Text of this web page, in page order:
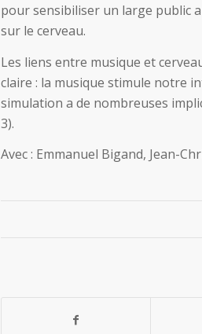
pour sensibiliser un large public
sur le cerveau.
Les liens entre musique et
claire : la musique stimule notre
simulation a de nombreuses
3).
Avec : Emmanuel Bigand, Jean-